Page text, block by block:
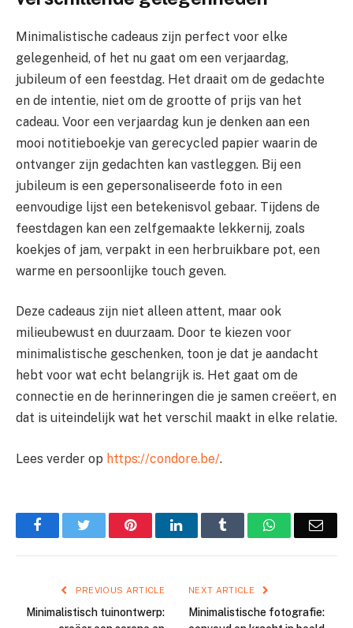
Minimalistische cadeaus zijn perfect voor elke
gelegenheid, of het nu gaat om een verjaardag,
jubileum of een feestdag. Het draait om de gedachte
en de intentie, niet om de grootte of prijs van het
cadeau. Voor een verjaardag kun je denken aan een
mooi notitieboekje van gerecycled papier waarin de
ontvanger zijn gedachten kan vastleggen. Bij een
jubileum is een gepersonaliseerde foto in een
eenvoudige lijst een betekenisvol gebaar. Tijdens de
feestdagen kan een zelfgemaakte lekkernij, zoals
koekjes of jam, verpakt in een herbruikbare pot, een
warme en persoonlijke touch geven.
Deze cadeaus zijn niet alleen attent, maar ook
milieubewust en duurzaam. Door te kiezen voor
minimalistische geschenken, toon je dat je aandacht
hebt voor wat echt belangrijk is. Het gaat om de
connectie en de herinneringen die je samen creëert, en
dat is uiteindelijk wat het verschil maakt in elke relatie.
Lees verder op https://condore.be/.
FacebookTwitter PinterestLinkedIn Tumblr WhatsApp
PREVIOUS ARTICLE
Minimalistisch tuinontwerp:
NEXT ARTICLE
Minimalistische fotografie: